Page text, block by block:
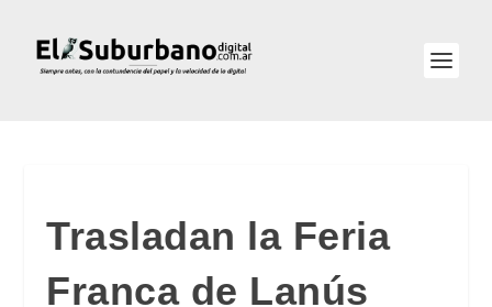
Trasladan la Feria
Franca de Lanús